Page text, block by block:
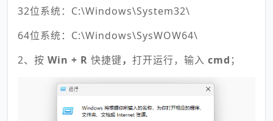
32位系统：C:\Windows\System32\
64位系统：C:\Windows\SysWOW64\
2、按 Win + R 快捷键， 打开运行，输入 cmd ；